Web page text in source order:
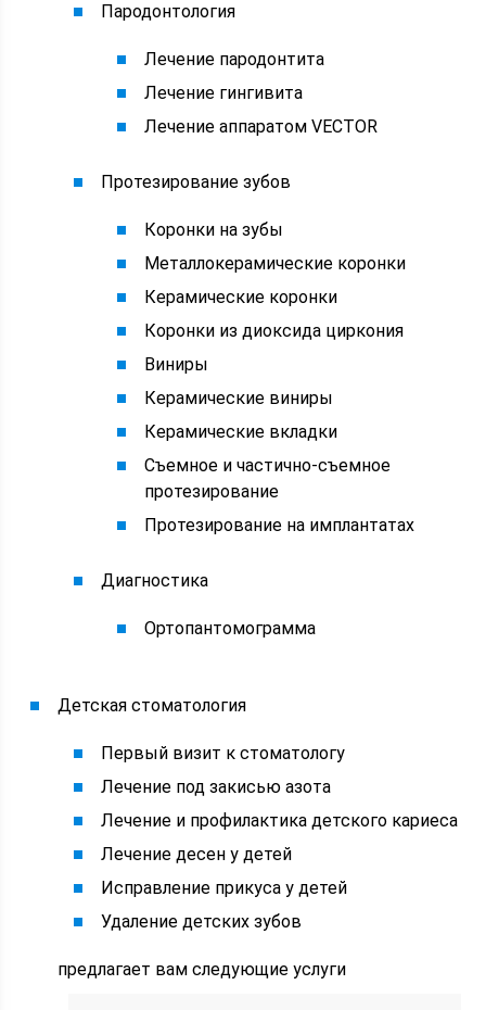
Пародонтология
Лечение пародонтита
Лечение гингивита
Лечение аппаратом VECTOR
Протезирование зубов
Коронки на зубы
Металлокерамические коронки
Керамические коронки
Коронки из диоксида циркония
Виниры
Керамические виниры
Керамические вкладки
Съемное и частично-съемное
протезирование
Протезирование на имплантатах
Диагностика
Ортопантомограмма
Детская стоматология
Первый визит к стоматологу
Лечение под закисью азота
Лечение и профилактика детского кариеса
Лечение десен у детей
Исправление прикуса у детей
Удаление детских зубов
предлагает вам следующие услуги